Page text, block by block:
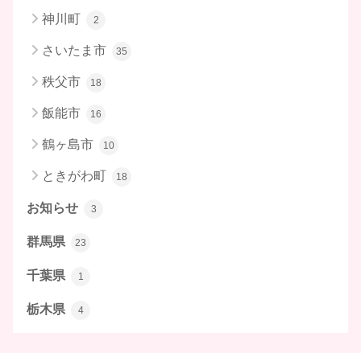
神川町 2
さいたま市 35
秩父市 18
飯能市 16
鶴ヶ島市 10
ときがわ町 18
お知らせ 3
群馬県 23
千葉県 1
栃木県 4